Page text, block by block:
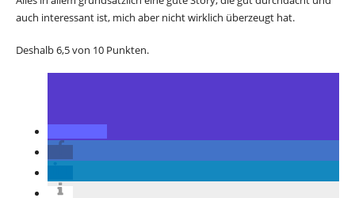
auch interessant ist, mich aber nicht wirklich überzeugt hat.
Deshalb 6,5 von 10 Punkten.